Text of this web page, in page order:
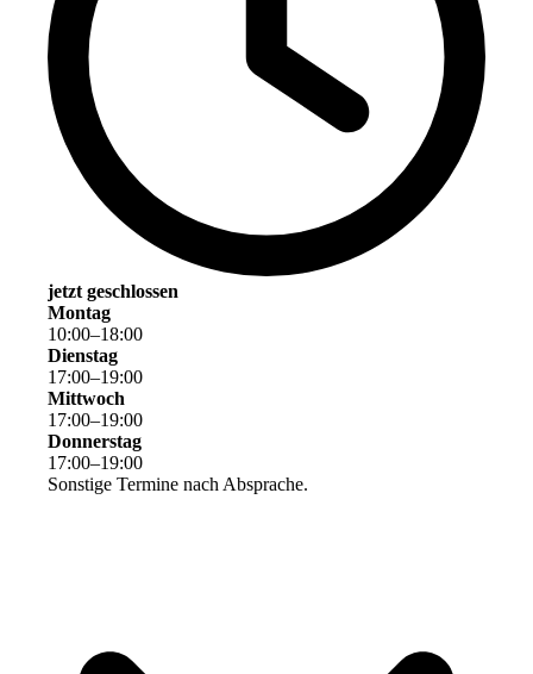
jetzt geschlossen
Montag
10:00–18:00
Dienstag
17:00–19:00
Mittwoch
17:00–19:00
Donnerstag
17:00–19:00
Sonstige Termine nach Absprache.